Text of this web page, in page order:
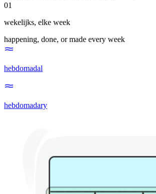
01
wekelijks, elke week
happening, done, or made every week
hebdomadal
hebdomadary